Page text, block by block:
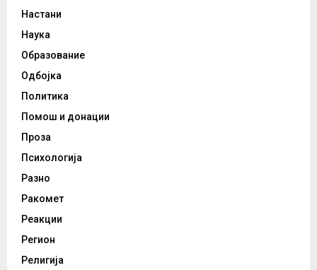
Настани
Наука
Образование
Одбојка
Политика
Помош и донации
Проза
Психологија
Разно
Ракомет
Реакции
Регион
Религија